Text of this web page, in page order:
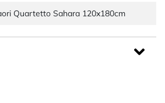
Quartetto Sahara 120x180cm